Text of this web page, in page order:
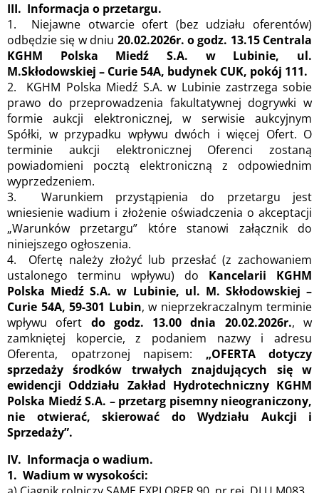
III. Informacja o przetargu.
1. Niejawne otwarcie ofert (bez udziału oferentów)
odbędzie się w dniu 20.02.2026r. o godz. 13.15 Centrala
KGHM Polska Miedź S.A. w Lubinie, ul.
M.Skłodowskiej – Curie 54A, budynek CUK, pokój 111.
2. KGHM Polska Miedź S.A. w Lubinie zastrzega sobie
prawo do przeprowadzenia fakultatywnej dogrywki w
formie aukcji elektronicznej, w serwisie aukcyjnym
Spółki, w przypadku wpływu dwóch i więcej Ofert. O
terminie aukcji elektronicznej Oferenci zostaną
powiadomieni pocztą elektroniczną z odpowiednim
wyprzedzeniem.
3. Warunkiem przystąpienia do przetargu jest
wniesienie wadium i złożenie oświadczenia o akceptacji
„Warunków przetargu” które stanowi załącznik do
niniejszego ogłoszenia.
4. Ofertę należy złożyć lub przesłać (z zachowaniem
ustalonego terminu wpływu) do Kancelarii KGHM
Polska Miedź S.A. w Lubinie, ul. M. Skłodowskiej –
Curie 54A, 59-301 Lubin, w nieprzekraczalnym terminie
wpływu ofert do godz. 13.00 dnia 20.02.2026r., w
zamkniętej kopercie, z podaniem nazwy i adresu
Oferenta, opatrzonej napisem: „OFERTA dotyczy
sprzedaży środków trwałych znajdujących się w
ewidencji Oddziału Zakład Hydrotechniczny KGHM
Polska Miedź S.A. – przetarg pisemny nieograniczony,
nie otwierać, skierować do Wydziału Aukcji i
Sprzedaży”.
IV. Informacja o wadium.
1. Wadium w wysokości: